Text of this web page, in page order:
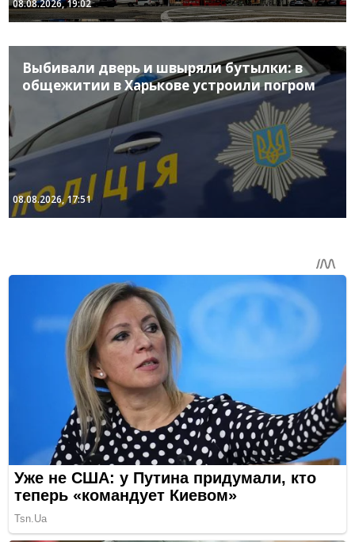
08.08.2026, 19:02
Выбивали дверь и швыряли бутылки: в
общежитии в Харькове устроили погром
08.08.2026, 17:51